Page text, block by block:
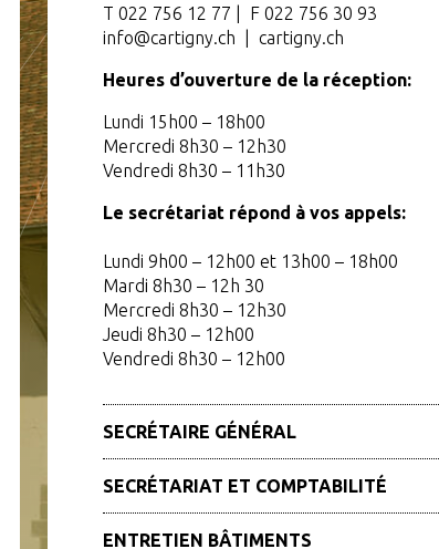
T 022 756 12 77 | F 022 756 30 93
info@cartigny.ch
cartigny.ch
Heures d’ouverture de la réception:
Lundi 15h00 – 18h00
Mercredi 8h30 – 12h30
Vendredi 8h30 – 11h30
Le secrétariat répond à vos appels:
Lundi 9h00 – 12h00 et 13h00 – 18h00
Mardi 8h30 – 12h 30
Mercredi 8h30 – 12h30
Jeudi 8h30 – 12h00
Vendredi 8h30 – 12h00
SECRÉTAIRE GÉNÉRAL
Monsieur Mario Rodriguez
Secrétaire général
022 756 12 77
m.rodriguez@cartigny.ch
SECRÉTARIAT ET COMPTABILITÉ
Monsieur Patric Hess
ENTRETIEN BÂTIMENTS